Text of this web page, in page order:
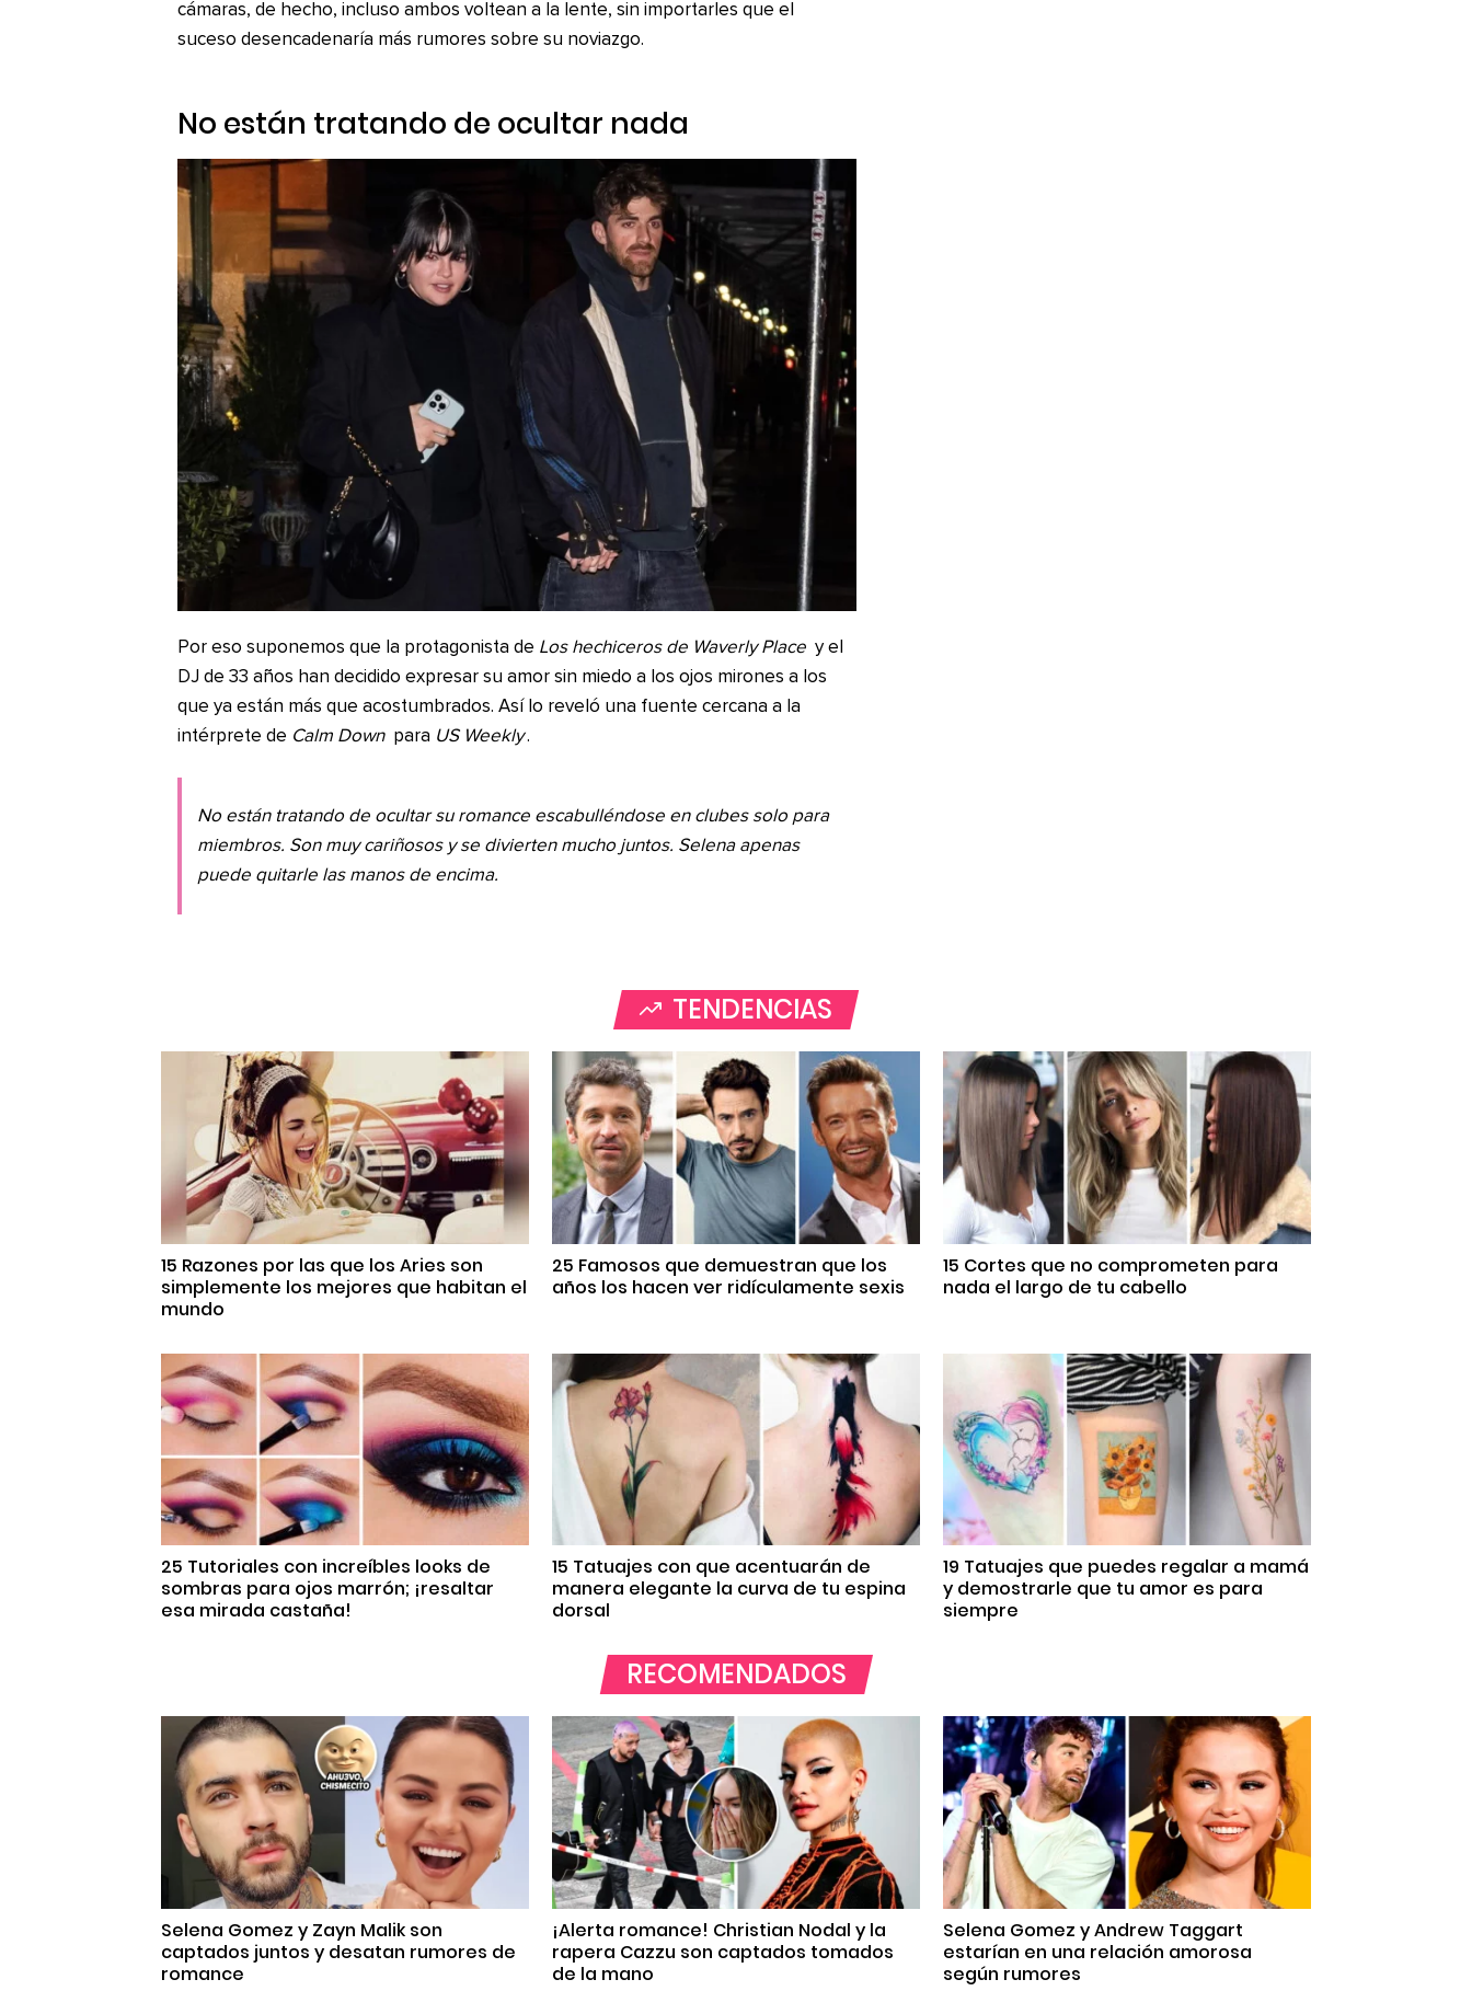
cámaras, de hecho, incluso ambos voltean a la lente, sin importarles que el
suceso desencadenaría más rumores sobre su noviazgo.
No están tratando de ocultar nada
Por eso suponemos que la protagonista de Los hechiceros de Waverly Place y el
DJ de 33 años han decidido expresar su amor sin miedo a los ojos mirones a los
que ya están más que acostumbrados. Así lo reveló una fuente cercana a la
intérprete de Calm Down para US Weekly .
No están tratando de ocultar su romance escabulléndose en clubes solo para
miembros. Son muy cariñosos y se divierten mucho juntos. Selena apenas
puede quitarle las manos de encima.
TENDENCIAS
15 Razones por las que los Aries son
simplemente los mejores que habitan el
mundo
25 Famosos que demuestran que los
años los hacen ver ridículamente sexis
15 Cortes que no comprometen para
nada el largo de tu cabello
25 Tutoriales con increíbles looks de
sombras para ojos marrón; ¡resaltar
esa mirada castaña!
15 Tatuajes con que acentuarán de
manera elegante la curva de tu espina
dorsal
19 Tatuajes que puedes regalar a mamá
y demostrarle que tu amor es para
siempre
RECOMENDADOS
Selena Gomez y Zayn Malik son
captados juntos y desatan rumores de
romance
¡Alerta romance! Christian Nodal y la
rapera Cazzu son captados tomados
de la mano
Selena Gomez y Andrew Taggart
estarían en una relación amorosa
según rumores